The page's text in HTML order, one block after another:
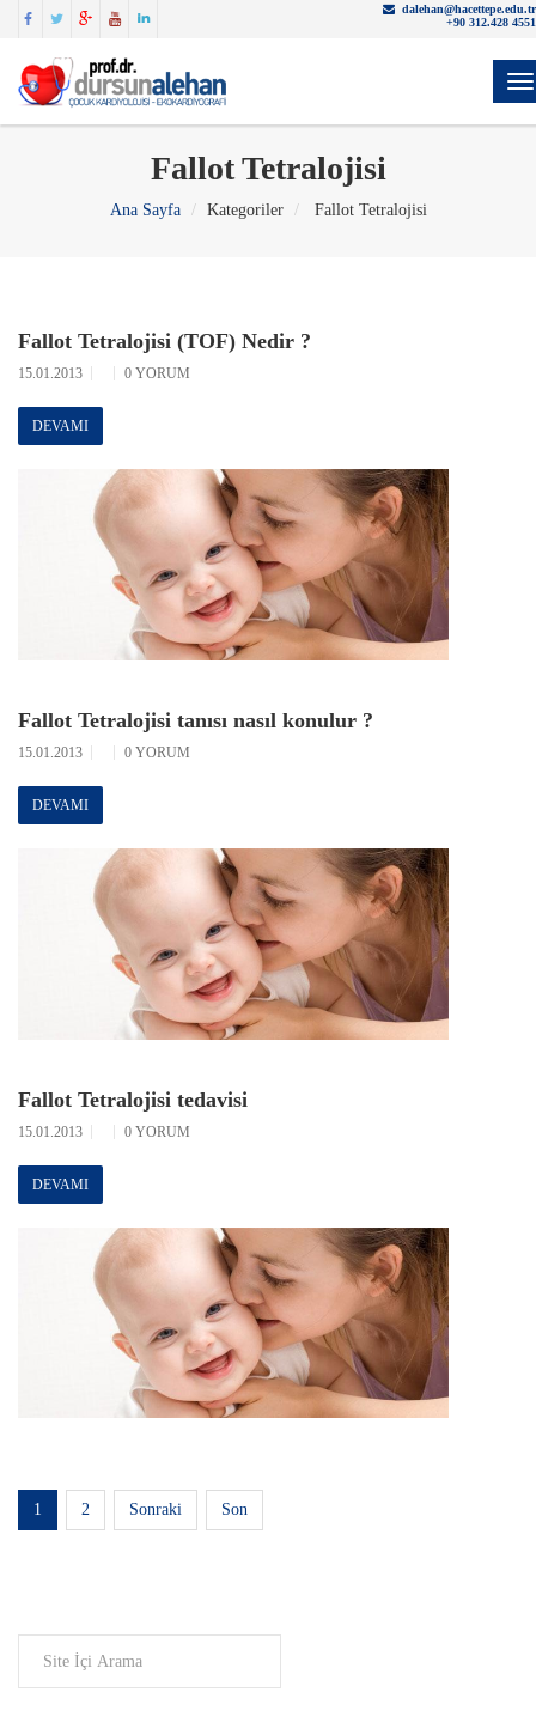
dalehan@hacettepe.edu.tr
+90 312.428 4551
Fallot Tetralojisi
Ana Sayfa Kategoriler Fallot Tetralojisi
Fallot Tetralojisi (TOF) Nedir ?
15.01.2013 0 YORUM
DEVAMI
Fallot Tetralojisi tanısı nasıl konulur ?
15.01.2013 0 YORUM
DEVAMI
Fallot Tetralojisi tedavisi
15.01.2013 0 YORUM
DEVAMI
1 2 Sonraki Son